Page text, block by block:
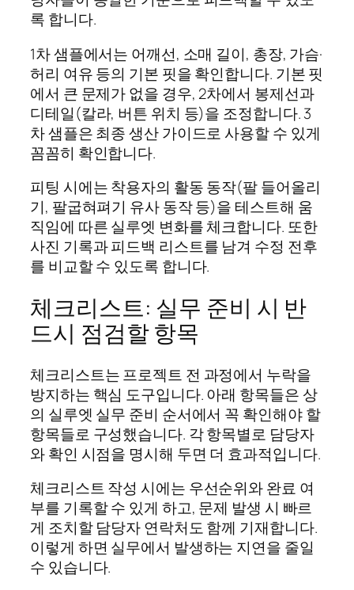
록 합니다.
1차 샘플에서는 어깨선, 소매 길이, 총장, 가슴·
허리 여유 등의 기본 핏을 확인합니다. 기본 핏
에서 큰 문제가 없을 경우, 2차에서 봉제선과
디테일(칼라, 버튼 위치 등)을 조정합니다. 3
차 샘플은 최종 생산 가이드로 사용할 수 있게
꼼꼼히 확인합니다.
피팅 시에는 착용자의 활동 동작(팔 들어올리
기, 팔굽혀펴기 유사 동작 등)을 테스트해 움
직임에 따른 실루엣 변화를 체크합니다. 또한
사진 기록과 피드백 리스트를 남겨 수정 전후
를 비교할 수 있도록 합니다.
체크리스트: 실무 준비 시 반
드시 점검할 항목
체크리스트는 프로젝트 전 과정에서 누락을
방지하는 핵심 도구입니다. 아래 항목들은 상
의 실루엣 실무 준비 순서에서 꼭 확인해야 할
항목들로 구성했습니다. 각 항목별로 담당자
와 확인 시점을 명시해 두면 더 효과적입니다.
체크리스트 작성 시에는 우선순위와 완료 여
부를 기록할 수 있게 하고, 문제 발생 시 빠르
게 조치할 담당자 연락처도 함께 기재합니다.
이렇게 하면 실무에서 발생하는 지연을 줄일
수 있습니다.